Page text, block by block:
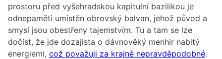
prostoru před vyšehradskou kapitulní bazilikou je
odnepaměti umístěn obrovský balvan, jehož původ a
smysl jsou obestřeny tajemstvím. Tu a tam se lze
dočíst, že jde dozajista o dávnověký menhir nabitý
energiemi, což považuji za krajně nepravděpodobné.